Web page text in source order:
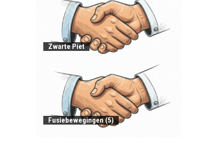
Zwarte Piet
Fusiebewegingen (5)